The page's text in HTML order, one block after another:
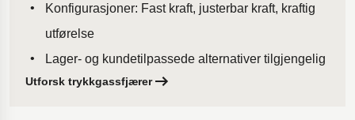
Konfigurasjoner: Fast kraft, justerbar kraft, kraftig
utførelse
Lager- og kundetilpassede alternativer tilgjengelig
Utforsk trykkgassfjærer